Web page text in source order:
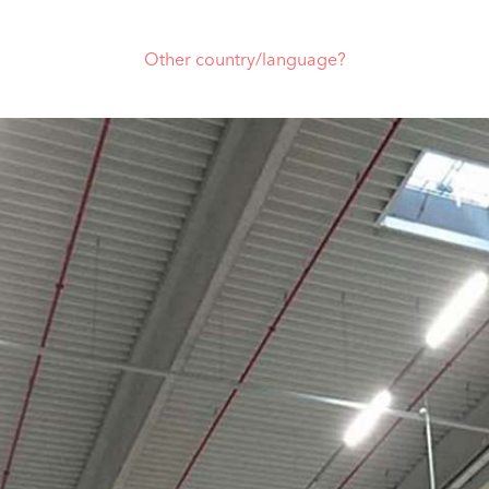
Other country/language?